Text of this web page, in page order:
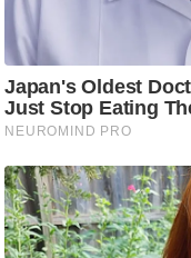
k
i
n
g
N
e
w
s
ला